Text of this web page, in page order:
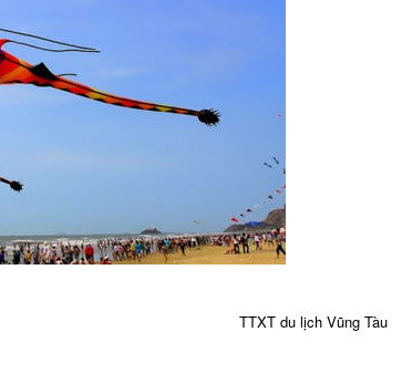
TTXT du lịch Vũng Tàu